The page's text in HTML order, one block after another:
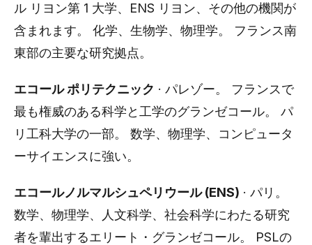
ル リヨン第 1 大学、ENS リヨン、その他の機関が
含まれます。 化学、生物学、物理学。 フランス南
東部の主要な研究拠点。
エコール ポリテクニック · パレゾー。 フランスで
最も権威のある科学と工学のグランゼコール。 パ
リ工科大学の一部。 数学、物理学、コンピュータ
ーサイエンスに強い。
エコールノルマルシュペリウール (ENS) · パリ。
数学、物理学、人文科学、社会科学にわたる研究
者を輩出するエリート・グランゼコール。 PSLの